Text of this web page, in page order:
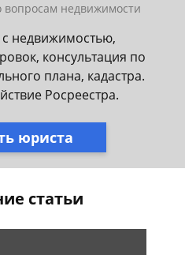
вопросам недвижимости
с недвижимостью,
консультация по
плана, кадастра.
Росреестра.
юриста
статьи